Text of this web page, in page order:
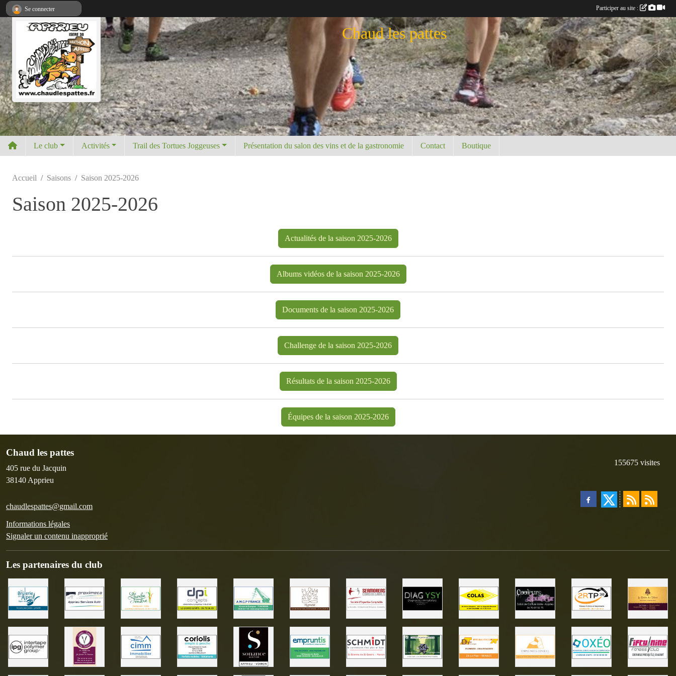
Chaud les pattes
Le club Activités Trail des Tortues Joggeuses Présentation du salon des vins et de la gastronomie Contact Boutique
Accueil Saisons Saison 2025-2026
Saison 2025-2026
Actualités de la saison 2025-2026
Albums vidéos de la saison 2025-2026
Documents de la saison 2025-2026
Challenge de la saison 2025-2026
Résultats de la saison 2025-2026
Équipes de la saison 2025-2026
Chaud les pattes
405 rue du Jacquin
38140 Apprieu
chaudlespattes@gmail.com
Informations légales
Signaler un contenu inapproprié
155675 visites
Les partenaires du club
Se connecter Participer au site :
Panneau de gestion des cookies